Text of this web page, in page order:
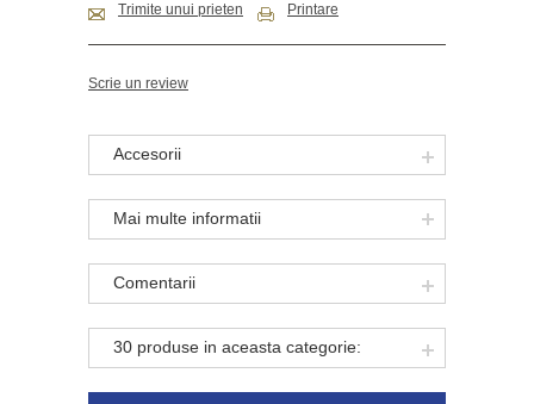
Trimite unui prieten
Printare
Scrie un review
Accesorii
Mai multe informatii
Comentarii
30 produse in aceasta categorie: